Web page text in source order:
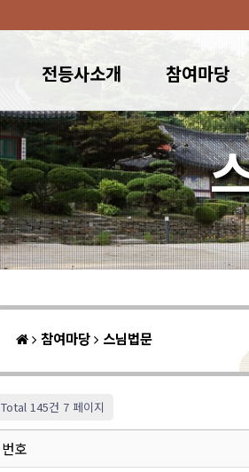
전등사소개 참여마당
참여마당 스님법문
Total 145건 7 페이지
번호